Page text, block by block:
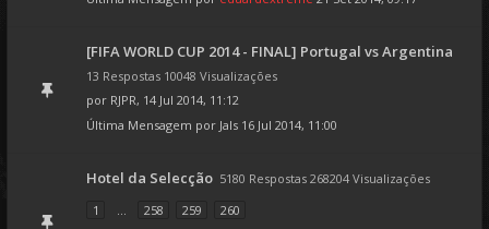
[FIFA WORLD CUP 2014 - FINAL] Portugal vs Argentina
13 Respostas 10048 Visualizações
por RJPR, 14 Jul 2014, 11:12
Última Mensagem por Jals 16 Jul 2014, 11:00
Hotel da Selecção 5180 Respostas 268204 Visualizações
1
... 258 259
260